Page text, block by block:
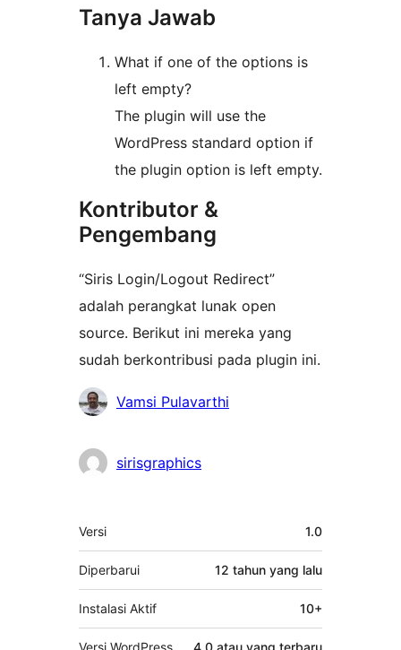
Tanya Jawab
What if one of the options is
left empty?
The plugin will use the
WordPress standard option if
the plugin option is left empty.
Kontributor &
Pengembang
“Siris Login/Logout Redirect”
adalah perangkat lunak open
source. Berikut ini mereka yang
sudah berkontribusi pada plugin ini.
KontributorVamsi Pulavarthi
sirisgraphics
Meta
Versi 1.0
Diperbarui 12 tahun yang lalu
Instalasi Aktif 10+